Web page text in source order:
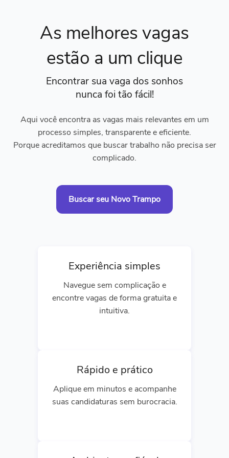
As melhores vagas
estão a um clique
Encontrar sua vaga dos sonhos
nunca foi tão fácil!
Aqui você encontra as vagas mais relevantes em um
processo simples, transparente e eficiente.
Porque acreditamos que buscar trabalho não precisa ser
complicado.
Buscar seu Novo Trampo
Experiência simples
Navegue sem complicação e
encontre vagas de forma gratuita e
intuitiva.
Rápido e prático
Aplique em minutos e acompanhe
suas candidaturas sem burocracia.